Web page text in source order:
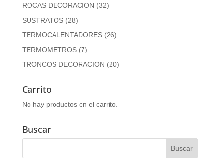
ROCAS DECORACION (32)
SUSTRATOS (28)
TERMOCALENTADORES (26)
TERMOMETROS (7)
TRONCOS DECORACION (20)
Carrito
No hay productos en el carrito.
Buscar